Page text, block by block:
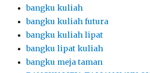
bangku kuliah
bangku kuliah futura
bangku kuliah lipat
bangku lipat kuliah
bangku meja taman